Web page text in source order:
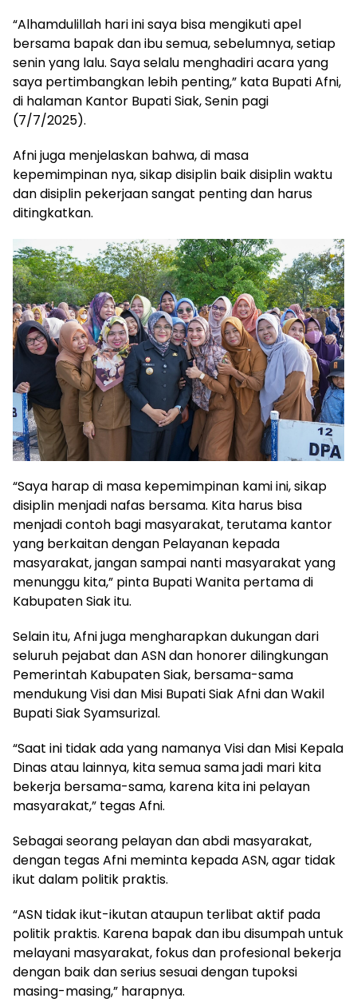
“Alhamdulillah hari ini saya bisa mengikuti apel
bersama bapak dan ibu semua, sebelumnya, setiap
senin yang lalu. Saya selalu menghadiri acara yang
saya pertimbangkan lebih penting,” kata Bupati Afni,
di halaman Kantor Bupati Siak, Senin pagi
(7/7/2025).
Afni juga menjelaskan bahwa, di masa
kepemimpinan nya, sikap disiplin baik disiplin waktu
dan disiplin pekerjaan sangat penting dan harus
ditingkatkan.
“Saya harap di masa kepemimpinan kami ini, sikap
disiplin menjadi nafas bersama. Kita harus bisa
menjadi contoh bagi masyarakat, terutama kantor
yang berkaitan dengan Pelayanan kepada
masyarakat, jangan sampai nanti masyarakat yang
menunggu kita,” pinta Bupati Wanita pertama di
Kabupaten Siak itu.
Selain itu, Afni juga mengharapkan dukungan dari
seluruh pejabat dan ASN dan honorer dilingkungan
Pemerintah Kabupaten Siak, bersama-sama
mendukung Visi dan Misi Bupati Siak Afni dan Wakil
Bupati Siak Syamsurizal.
“Saat ini tidak ada yang namanya Visi dan Misi Kepala
Dinas atau lainnya, kita semua sama jadi mari kita
bekerja bersama-sama, karena kita ini pelayan
masyarakat,” tegas Afni.
Sebagai seorang pelayan dan abdi masyarakat,
dengan tegas Afni meminta kepada ASN, agar tidak
ikut dalam politik praktis.
“ASN tidak ikut-ikutan ataupun terlibat aktif pada
politik praktis. Karena bapak dan ibu disumpah untuk
melayani masyarakat, fokus dan profesional bekerja
dengan baik dan serius sesuai dengan tupoksi
masing-masing,” harapnya.